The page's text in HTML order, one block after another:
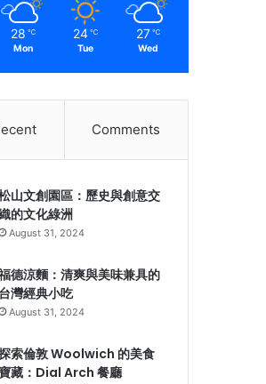
28 ℃
Mon
24 ℃
Tue
27 ℃
Wed
Comments
山文創園區：歷史與創意交
的文化綠洲
August 31, 2024
德涼麵：清爽與美味兼具的
台灣經典小吃
August 31, 2024
索倫敦 Woolwich 的美食
藏：Dial Arch 餐廳